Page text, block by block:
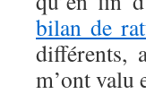
bilan de
différents,
m’ont valu